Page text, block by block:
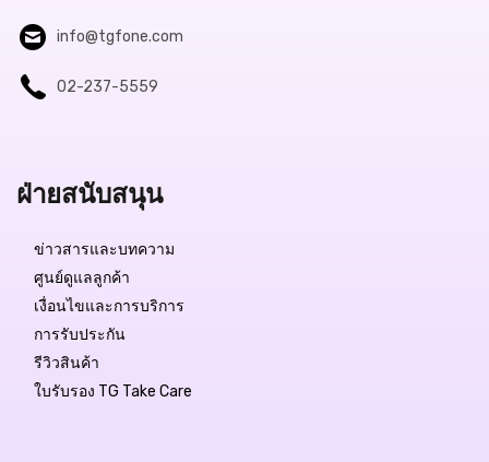
info@tgfone.com
02-237-5559
ฝ่ายสนับสนุน
ข่าวสารและบทความ
ศูนย์ดูแลลูกค้า
เงื่อนไขและการบริการ
การรับประกัน
รีวิวสินค้า
ใบรับรอง TG Take Care